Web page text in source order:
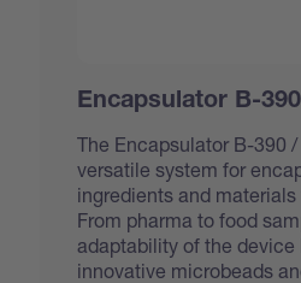
Encapsulator B-
The Encapsulator B-390
versatile system for
ingredients and materials
From pharma to food
adaptability of the device
innovative microbeads